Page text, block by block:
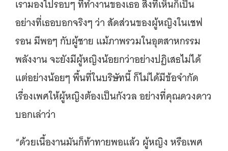
เรามองไปรอบๆ ที่ทำงานของเธอ สิ่งที่เห็นก็เป็น
อย่างที่เธอบอกจริงๆ ว่า สัดส่วนของผู้หญิงในเชฟ
รอน มีพอๆ กับผู้ชาย แม้ภาพรวมในอุตสาหกรรม
พลังงาน จะยังมีผู้หญิงน้อยกว่าอย่างปฏิเสธไม่ได้
แต่อย่างน้อยๆ พื้นที่ในบริษัทนี้ ก็ไม่ได้มีข้อจำกัด
เรื่องเพศให้ผู้หญิงต้องเป็นกังวล อย่างที่คุณดวงดาว
บอกเล่าว่า
“ด้วยเนื้องานมันก็ท้าทายพอแล้ว ผู้หญิง หรือเพศ